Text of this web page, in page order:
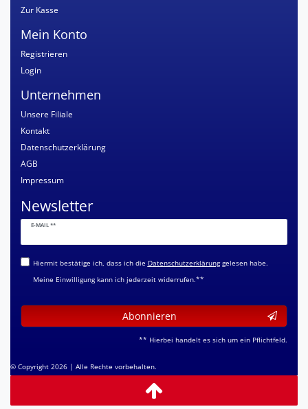
Zur Kasse
Mein Konto
Registrieren
Login
Unternehmen
Unsere Filiale
Kontakt
Datenschutzerklärung
AGB
Impressum
Newsletter
E-MAIL **
Newsletter
Honig
Hiermit bestätige ich, dass ich die Daten­schutz­erklärunggelesen habe.
Meine Einwilligung kann ich jederzeit widerrufen.**
Abonnieren
** Hierbei handelt es sich um ein Pflichtfeld.
© Copyright 2026 | Alle Rechte vorbehalten.